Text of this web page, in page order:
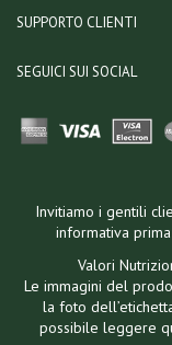
SUPPORTO CLIENTI
SEGUICI SUI SOCIAL
Invitiamo i gentili
informativa
Valori
Le immagini del
la foto
possibile leggere